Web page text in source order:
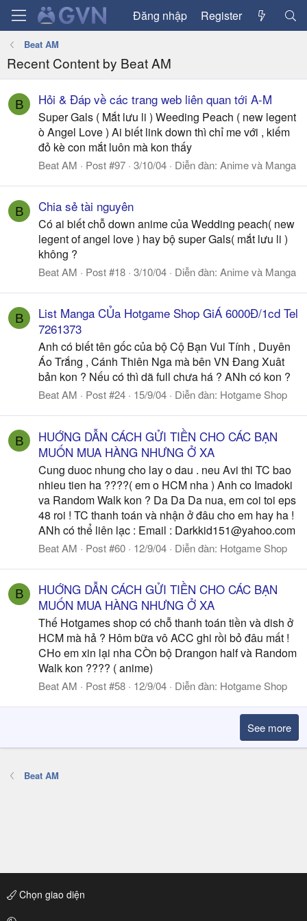
Đăng nhập Register
Beat AM
Recent Content by Beat AM
B Hỏi & Đáp về các trang web liên quan tới A-M
Super Gals ( Mắt lưu li ) Weeding Peach ( new legent
ò Angel Love ) Ai biết link down thì chỉ me với , kiếm
đỏ kè con mắt luôn mà kon thấy
Beat AM Post #97 3/10/04 Diễn đàn: Anime và Manga
B Chia sẻ tài nguyên
Có ai biết chỗ down anime của Wedding peach( new
legent of angel love ) hay bộ super Gals( mắt lưu li )
không ?
Beat AM Post #18 3/10/04 Diễn đàn: Anime và Manga
B
List Manga CỦa Hotgame Shop GiÁ 6000Đ/1cd Tel
7261373
Anh có biết tên gốc của bộ Cộ Bạn Vui Tính , Duyên
Áo Trắng , Cánh Thiên Nga mà bên VN Đang Xuât
bản kon ? Nếu có thì dã full chưa há ? ANh có kon ?
Beat AM Post #24 15/9/04 Diễn đàn: Hotgame Shop
B
HUỚNG DẪN CÁCH GỬI TIỀN CHO CÁC BẠN
MUỐN MUA HÀNG NHƯNG Ở XA
Cung duoc nhung cho lay o dau . neu Avi thi TC bao
nhieu tien ha ????( em o HCM nha ) Anh co Imadoki
va Random Walk kon ? Da Da Da nua, em coi toi eps
48 roi ! TC thanh toán và nhận ở đâu cho em hay ha !
ANh có thể liên lạc : Email : Darkkid151@yahoo.com
Beat AM Post #60 12/9/04 Diễn đàn: Hotgame Shop
B
HUỚNG DẪN CÁCH GỬI TIỀN CHO CÁC BẠN
MUỐN MUA HÀNG NHƯNG Ở XA
Thế Hotgames shop có chỗ thanh toán tiền và dish ở
HCM mà hả ? Hôm bữa vô ACC ghi rồi bỏ đâu mất !
CHo em xin lại nha CÒn bộ Drangon half và Random
Walk kon ???? ( anime)
Beat AM Post #58 12/9/04 Diễn đàn: Hotgame Shop
See more
Beat AM
Chọn giao diện